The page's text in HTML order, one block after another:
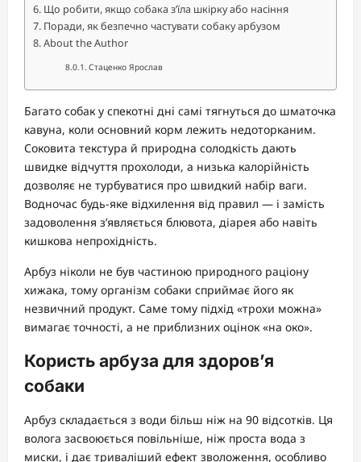
Що робити, якщо собака з’їла шкірку або насіння
Поради, як безпечно частувати собаку арбузом
About the Author
Стаценко Ярослав
Багато собак у спекотні дні самі тягнуться до шматочка
кавуна, коли основний корм лежить недоторканим.
Соковита текстура й природна солодкість дають
швидке відчуття прохолоди, а низька калорійність
дозволяє не турбуватися про швидкий набір ваги.
Водночас будь-яке відхилення від правил — і замість
задоволення з’являється блювота, діарея або навіть
кишкова непрохідність.
Арбуз ніколи не був частиною природного раціону
хижака, тому організм собаки сприймає його як
незвичний продукт. Саме тому підхід «трохи можна»
вимагає точності, а не приблизних оцінок «на око».
Користь арбуза для здоров’я
собаки
Арбуз складається з води більш ніж на 90 відсотків. Ця
волога засвоюється повільніше, ніж проста вода з
миски, і дає триваліший ефект зволоження, особливо